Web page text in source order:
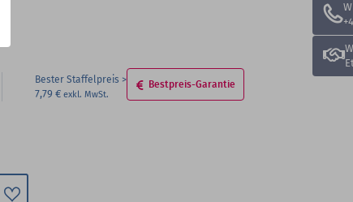
Bester Staffelpreis
7,79 €
Bestpreis-Garantie